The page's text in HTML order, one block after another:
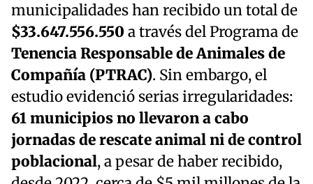
municipalidades han recibido un total de
$33.647.556.550 a través del Programa de
Tenencia Responsable de Animales de
Compañía (PTRAC). Sin embargo, el
estudio evidenció serias irregularidades:
61 municipios no llevaron a cabo
jornadas de rescate animal ni de control
poblacional, a pesar de haber recibido,